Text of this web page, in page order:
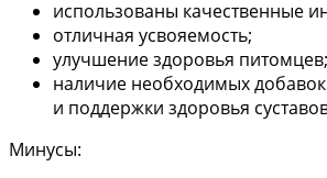
использованы качественные
отличная усвояемость;
улучшение здоровья питомцев;
наличие необходимых
и поддержки здоровья
Минусы: